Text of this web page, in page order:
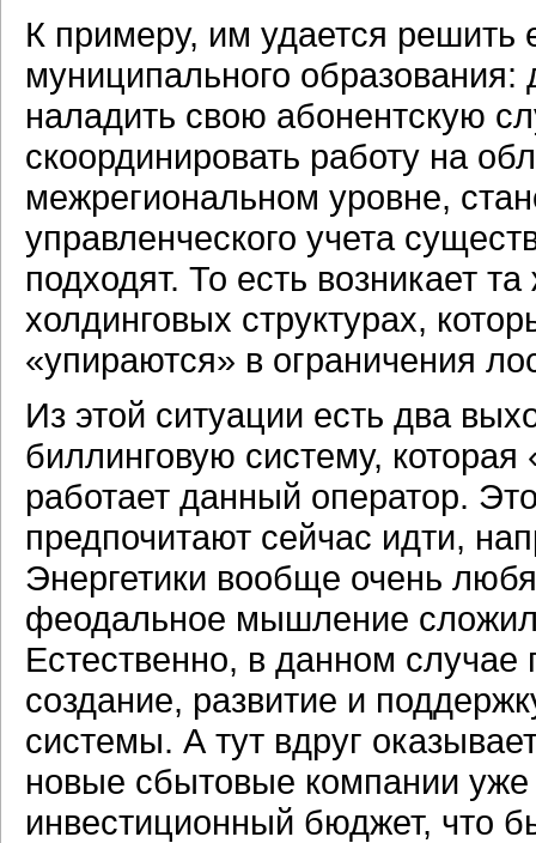
К примеру, им удается решить
муниципального
наладить свою абонентскую
скоординировать работу на
межрегиональном уровне,
управленческого учета
подходят. То есть возникает
холдинговых структурах,
«упираются» в ограничения
Из этой ситуации есть два
биллинговую систему,
работает данный оператор.
предпочитают сейчас идти,
Энергетики вообще очень
феодальное мышление
Естественно, в данном
создание, развитие и
системы. А тут вдруг
новые сбытовые компании уже
инвестиционный бюджет, что